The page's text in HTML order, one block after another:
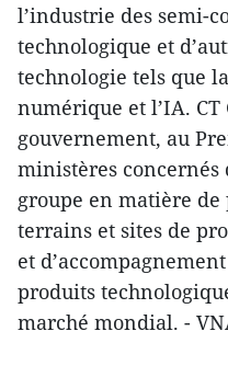
l’industrie des semi-
technologique et
technologie tels que
numérique et l’IA.
gouvernement, au
ministères
groupe en matière de
terrains et sites de
et
produits
marché mondial. -